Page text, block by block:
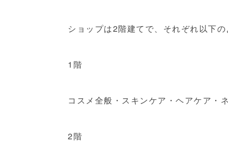
ショップは2階建てで、それぞれ以下の
1階
コスメ全般・スキンケア・ヘアケア・
2階